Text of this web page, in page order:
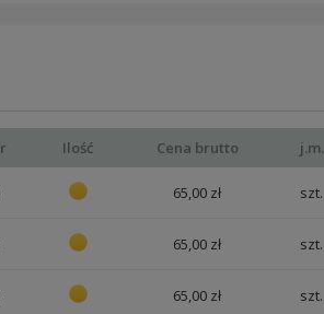
Ilość Cena brutto j.m.
65,00 zł szt.
65,00 zł szt.
65,00 zł szt.